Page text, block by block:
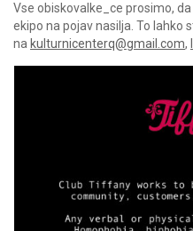
Vse obiskovalke_ce prosimo,
ekipo na pojav nasilja. To lahko
na kulturnicenterq@gmail.com,